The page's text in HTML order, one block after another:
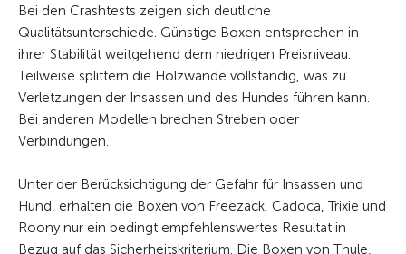
Bei den Crashtests zeigen sich deutliche
Qualitätsunterschiede. Günstige Boxen entsprechen in
ihrer Stabilität weitgehend dem niedrigen Preisniveau.
Teilweise splittern die Holzwände vollständig, was zu
Verletzungen der Insassen und des Hundes führen kann.
Bei anderen Modellen brechen Streben oder
Verbindungen.
Unter der Berücksichtigung der Gefahr für Insassen und
Hund, erhalten die Boxen von Freezack, Cadoca, Trixie und
Roony nur ein bedingt empfehlenswertes Resultat in
Bezug auf das Sicherheitskriterium. Die Boxen von Thule,